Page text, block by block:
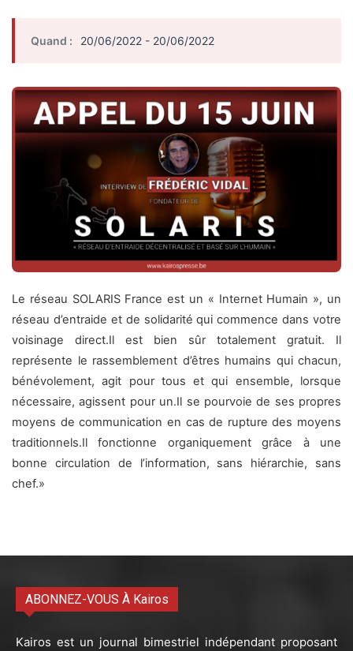
Quand : 20/06/2022 - 20/06/2022
Le réseau SOLARIS France est un « Internet Humain », un
réseau d’entraide et de solidarité qui commence dans votre
voisinage direct.Il est bien sûr totalement gratuit. Il
représente le rassemblement d’êtres humains qui chacun,
bénévolement, agit pour tous et qui ensemble, lorsque
nécessaire, agissent pour un.Il se pourvoie de ses propres
moyens de communication en cas de rupture des moyens
traditionnels.Il fonctionne organiquement grâce à une
bonne circulation de l’information, sans hiérarchie, sans
chef.»
ABONNEZ-VOUS À Kairos
Kairos est un journal bimestriel indépendant proposant